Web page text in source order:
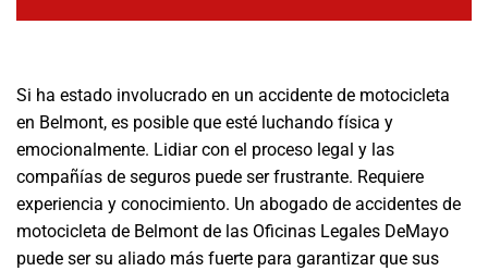
Si ha estado involucrado en un accidente de motocicleta
en Belmont, es posible que esté luchando física y
emocionalmente. Lidiar con el proceso legal y las
compañías de seguros puede ser frustrante. Requiere
experiencia y conocimiento. Un abogado de accidentes de
motocicleta de Belmont de las Oficinas Legales DeMayo
puede ser su aliado más fuerte para garantizar que sus